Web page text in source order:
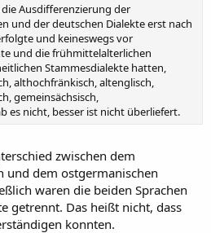
Ausdifferenzierung der
und der deutschen Dialekte erst nach
und keineswegs vor
und die frühmittelalterlichen
Stammesdialekte hatten,
althochfränkisch, altenglisch,
gemeinsächsisch,
es nicht, besser ist nicht überliefert.
zwischen dem
und dem ostgermanischen
waren die beiden Sprachen
getrennt. Das heißt nicht, dass
konnten.